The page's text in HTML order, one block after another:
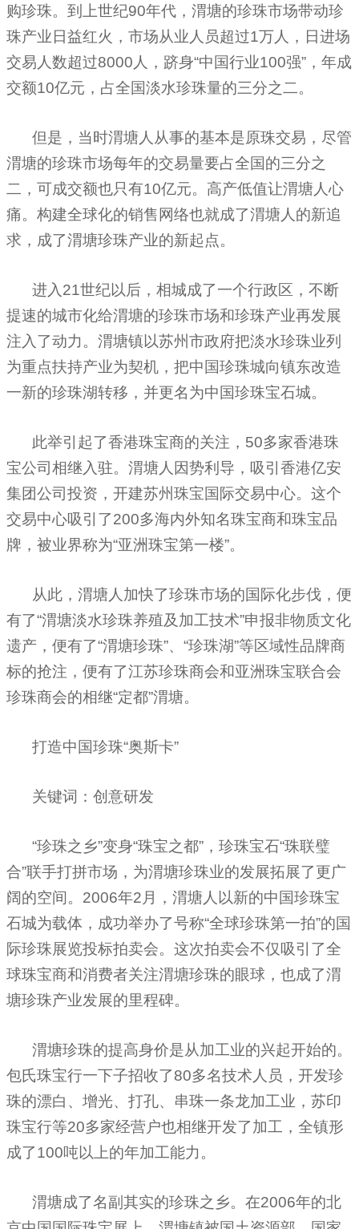
购珍珠。到上世纪90年代，渭塘的珍珠市场带动珍
珠产业日益红火，市场从业人员超过1万人，日进场
交易人数超过8000 人，跻身“中国行业100强”，年成
交额10亿元，占全国淡水珍珠量的三分之二。
但是，当时渭塘人从事的基本是原珠交易，尽管
渭塘的珍珠市场每年的交易量要占全国的三分之
二，可成交额也只有10亿元。高产低值让渭塘人心
痛。构建全球化的销售网络也就成了渭塘人的新追
求，成了渭塘珍珠产业的新起点。
进入 21世纪以后，相城成了一个行政区，不断
提速的城市化给渭塘的珍珠市场和珍珠产业再发展
注入了动力。渭塘镇以苏州市政府把淡水珍珠业列
为重点扶持产业为契机，把中国珍珠城向镇东改造
一新的珍珠湖转移，并更名为中国珍珠宝石城。
此举引起了香港珠宝商的关注， 50多家香港珠
宝公司相继入驻。渭塘人因势利导，吸引香港亿安
集团公司投资，开建苏州珠宝国际交易中心。这个
交易中心吸引了200多海内外知名珠宝商和珠宝品
牌 ，被业界称为“亚洲珠宝第一楼”。
从此，渭塘人加快了珍珠市场的国际化步伐，便
有了“渭塘淡水珍珠养殖及加工技术”申报非物质文化
遗产，便有了“渭塘珍珠”、“珍珠湖”等区域性品牌商
标的抢注，便有了江苏珍珠商会和亚洲珠宝联合会
珍珠商会的相继“定都”渭塘。
打造中国珍珠“奥斯卡”
关键词：创意研发
“珍珠之乡”变身“珠宝之都”，珍珠宝石“珠联璧
合”联手打拼市场，为渭塘珍珠业的发展拓展了更广
阔的空间。 2006年2 月，渭塘人以新的中国珍珠宝
石城为载体，成功举办了号称“全球珍珠第一拍”的国
际珍珠展览投标拍卖会。这次拍卖会不仅吸引了全
球珠宝商和消费者关注渭塘珍珠的眼球，也成了渭
塘珍珠产业发展的里程碑。
渭塘珍珠的提高身价是从加工业的兴起开始的。
包氏珠宝行一下子招收了80多名技术人员，开发珍
珠的漂白、增光、打孔、串珠一条龙加工业，苏印
珠宝行等20多家经营户也相继开发了加工，全镇形
成了100吨以上的年加工能力。
渭塘成了名副其实的珍珠之乡。在2006年的北